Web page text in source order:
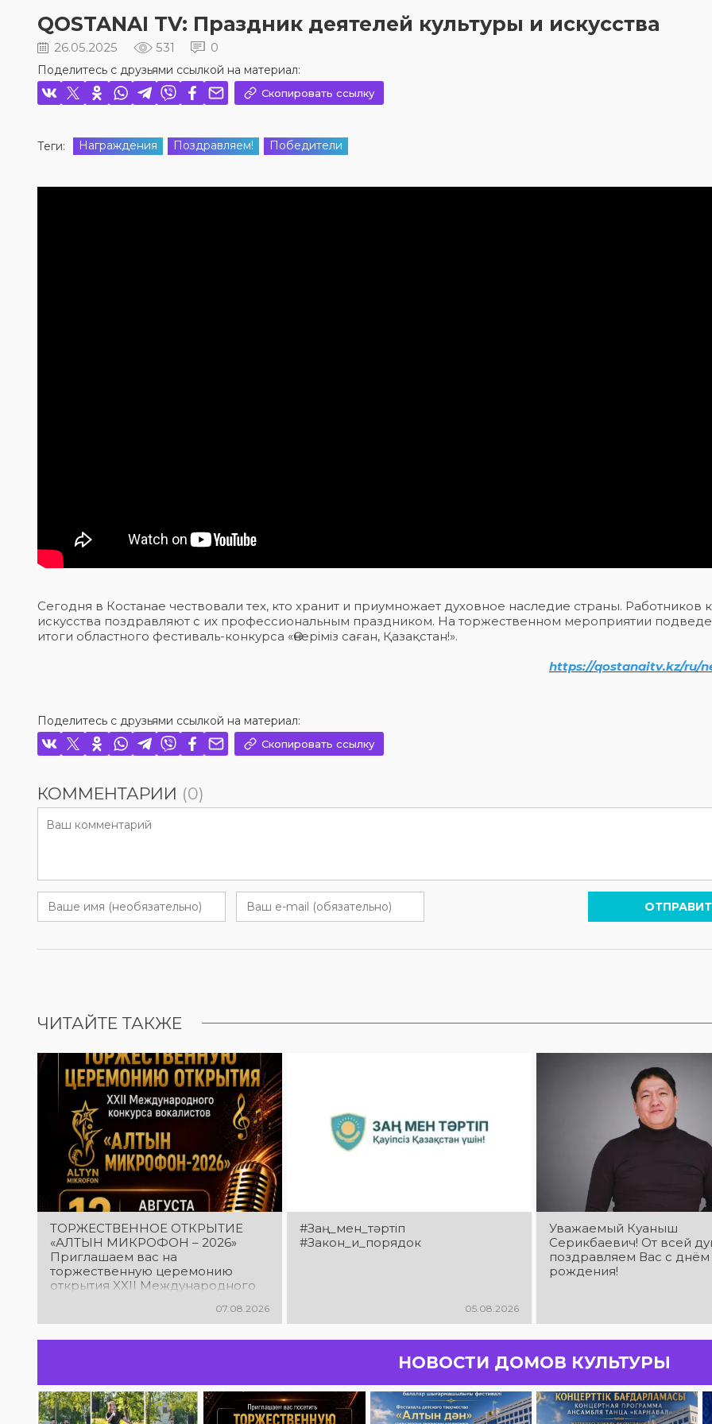
QOSTANAI TV: Праздник деятелей культуры и искусства
26.05.2025 531 0
Поделитесь с друзьями ссылкой на материал:
Скопировать ссылку
Теги: Награждения Поздравляем! Победители
Сегодня в Костанае чествовали тех, кто хранит и приумножает духовное наследие страны. Работников
искусства поздравляют с их профессиональным праздником. На торжественном мероприятии
итоги областного фестиваль-конкурса «Өнеріміз саған, Қазақстан!».
https://qostanaitv.kz/ru/
Поделитесь с друзьями ссылкой на материал:
Скопировать ссылку
КОММЕНТАРИИ (0)
ЧИТАЙТЕ ТАКЖЕ
ТОРЖЕСТВЕННОЕ ОТКРЫТИЕ
«АЛТЫН МИКРОФОН – 2026»
Приглашаем вас на
торжественную церемонию
открытия XXII Международного
микрофон – 2026»! В этот день
талантливые исполнители из
разных стран встретятся на
творчества. Станьте свидетелями
начала большого вокального
состязания! Приходите
07.08.2026
#Заң_мен_тәртіп
#Закон_и_порядок
05.08.2026
Уважаемый Куаныш
Серикбаевич! От всей
поздравляем Вас с днём
рождения!
НОВОСТИ ДОМОВ КУЛЬТУРЫ